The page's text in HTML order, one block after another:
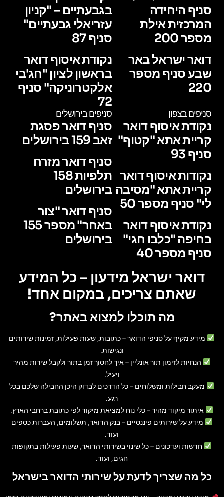
סניף היחידה
המרכזית אילת
מספר 200
דואר ישראל באר
שבע סניף מספר
220
בגבעתיים – "קניון
עזריאלי גבעתיים"
סניף 87
נקודת איסוף דואר
בראשון לציון "חג'בי
אלקטרוניקה" סניף
72
סניפים בצפון
נקודת איסוף דואר
קריית אתא "קטוף"
סניף 93
נקודות איסוף דואר
קריית אתא "מסיבה
לי" סניף מספר 50
נקודת איסוף דואר
בחיפה "כלבו חגי"
סניף מספר 40
סניפים בירושלים
סניף דואר פסגת
זאב 159 בירושלים
סניף דואר מזרח
תלפיות 158
בירושלים
סניף דואר "צור
באחר" מספר 155
בירושלים
דואר ישראל מידעון – כל המידע
שאתם צריכים, במקום אחד!
מה תוכלו למצוא באתר?
מידע מקיף על סניפי הדואר– כתובות, שעות פעילות, זמינות שירותים
ונגישות.
הנחיות לזימון תור אונליין – איך לחסוך זמן בתור ולקבל שירות מהיר
ויעיל.
מעקב חבילות ומשלוחים – כל הדרכים לבדוק היכן החבילה שלכם בכל
רגע.
איתור מיקוד מהיר– כלי נוח למציאת מיקוד לפי כתובת ברחבי הארץ.
מידע על שירותים פיננסיים – בנק הדואר, תשלומים, העברות כספים
ועוד.
חדשות ועדכונים – כל שינוי בשירותי הדואר, שעות פעילות בתקופות
חגים, ועוד.
כל מה שצריך לדעת על שירותי הדואר בישראל